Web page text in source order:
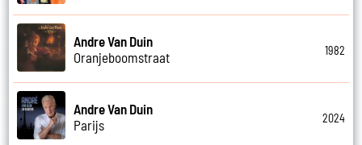
Andre Van Duin
Oranjeboomstraat
1982
Andre Van Duin
Parijs
2024